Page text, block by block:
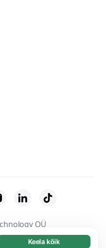
Keela kõik
OÜ